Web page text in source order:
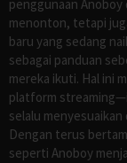
penggunaan
menonton, tetapi
baru yang sedang
sebagai panduan
mereka ikuti. Hal ini
platform
selalu
Dengan terus
seperti Anoboy